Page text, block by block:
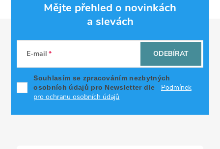
Mějte přehled o novinkách
a slevách
E-mail
Souhlasím se zpracováním nezbytných
osobních údajů pro Newsletter dle
Podmínek
pro ochranu osobních údajů
ODEBÍRAT